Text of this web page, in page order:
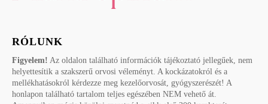
RÓLUNK
Figyelem! Az oldalon található információk tájékoztató jellegűek, nem
helyettesítik a szakszerű orvosi véleményt. A kockázatokról és a
mellékhatásokról kérdezze meg kezelőorvosát, gyógyszerészét! A
honlapon található tartalom teljes egészében NEM vehető át.